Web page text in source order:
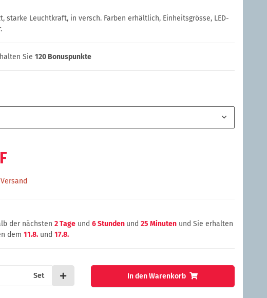
starke Leuchtkraft, in versch. Farben erhältlich, Einheitsgrösse, LED-
Sie 120 Bonuspunkte
Versand
der nächsten 2 Tage und 6 Stunden und 25 Minuten und Sie erhalten
dem 11.8. und 17.8.
Set In den Warenkorb